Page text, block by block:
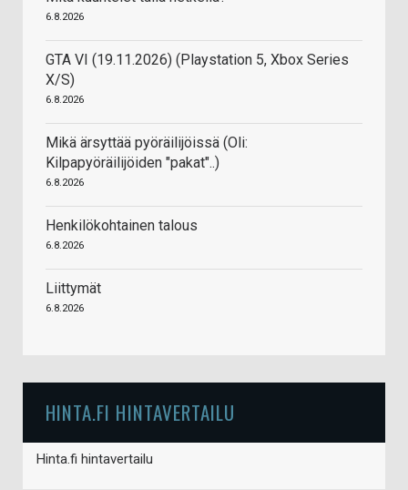
6.8.2026
GTA VI (19.11.2026) (Playstation 5, Xbox Series
X/S)
6.8.2026
Mikä ärsyttää pyöräilijöissä (Oli:
Kilpapyöräilijöiden "pakat"..)
6.8.2026
Henkilökohtainen talous
6.8.2026
Liittymät
6.8.2026
HINTA.FI HINTAVERTAILU
Hinta.fi hintavertailu